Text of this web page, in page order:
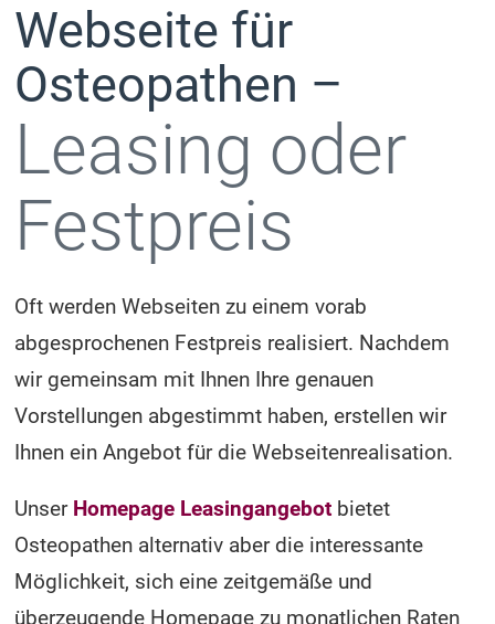
Webseite für
Osteopathen –
Leasing oder
Festpreis
Oft werden Webseiten zu einem vorab
abgesprochenen Festpreis realisiert. Nachdem
wir gemeinsam mit Ihnen Ihre genauen
Vorstellungen abgestimmt haben, erstellen wir
Ihnen ein Angebot für die Webseitenrealisation.
Unser Homepage Leasingangebot bietet
Osteopathen alternativ aber die interessante
Möglichkeit, sich eine zeitgemäße und
überzeugende Homepage zu monatlichen Raten